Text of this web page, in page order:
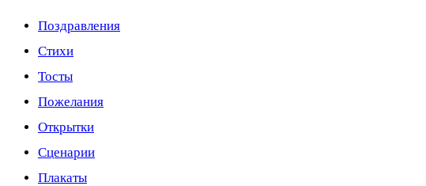
Поздравления
Стихи
Тосты
Пожелания
Открытки
Сценарии
Плакаты